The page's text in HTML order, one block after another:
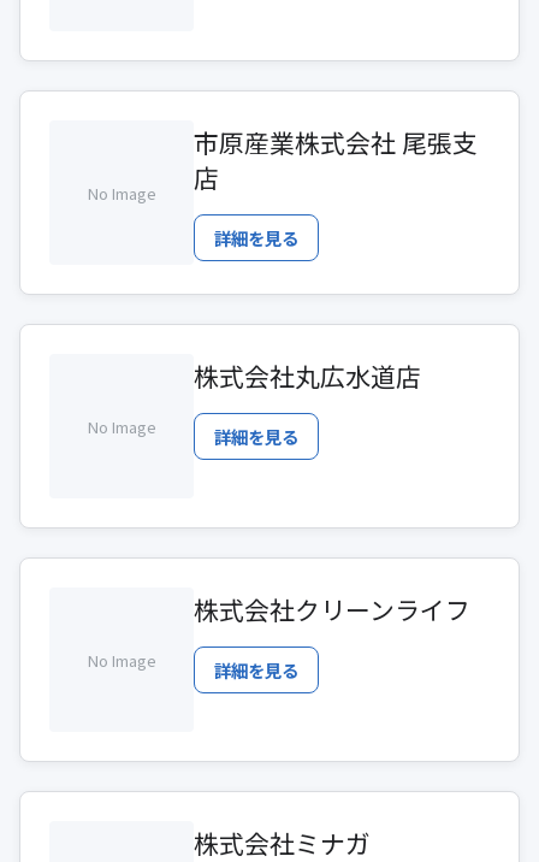
No Image
市原産業株式会社 尾張支
店
詳細を見る
No Image
株式会社丸広水道店
詳細を見る
No Image
株式会社クリーンライフ
詳細を見る
株式会社ミナガ